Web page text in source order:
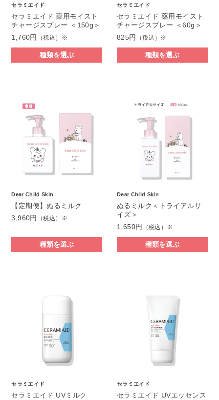
セラミエイド
セラミエイド 薬用モイスト
チャージスプレー ＜150g＞
1,760円
（税込）※
種類を選ぶ
セラミエイド
セラミエイド 薬用モイスト
チャージスプレー ＜60g＞
825円
（税込）※
種類を選ぶ
Dear Child Skin
【定期便】ぬるミルク
3,960円
（税込）※
種類を選ぶ
Dear Child Skin
ぬるミルク＜トライアルサ
イズ＞
1,650円
（税込）※
種類を選ぶ
セラミエイド
セラミエイド UVミルク
セラミエイド
セラミエイド UVエッセンス